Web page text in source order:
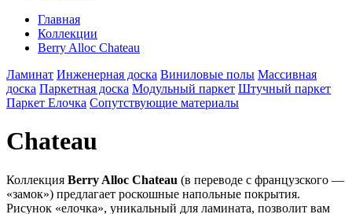
Главная
Коллекции
Berry Alloc Chateau
Ламинат Инженерная доска Виниловые полы Массивная
доска Паркетная доска Модульный паркет Штучный паркет
Паркет Елочка Сопутствующие материалы
Chateau
Коллекция Berry Alloc Chateau (в переводе с французского —
«замок») предлагает роскошные напольные покрытия.
Рисунок «елочка», уникальный для ламината, позволит вам